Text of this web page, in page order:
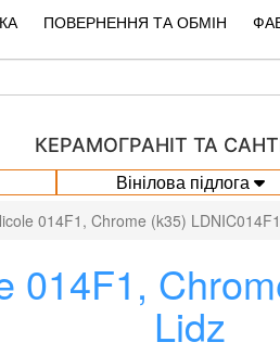
ПОВЕРНЕННЯ ТА ОБМІН
КЕРАМОГРАНІТ ТА
Вінілова підлога
014F1, Chrome (k35)
014F1,
Lidz